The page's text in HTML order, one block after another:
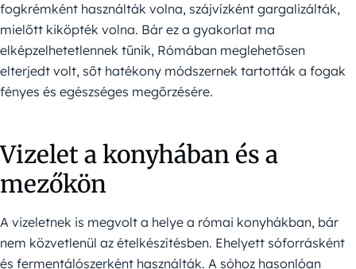
fogkrémként használták volna, szájvízként gargalizálták,
mielőtt kiköpték volna. Bár ez a gyakorlat ma
elképzelhetetlennek tűnik, Rómában meglehetősen
elterjedt volt, sőt hatékony módszernek tartották a fogak
fényes és egészséges megőrzésére.
Vizelet a konyhában és a
mezőkön
A vizeletnek is megvolt a helye a római konyhákban, bár
nem közvetlenül az ételkészítésben. Ehelyett sóforrásként
és fermentálószerként használták. A sóhoz hasonlóan